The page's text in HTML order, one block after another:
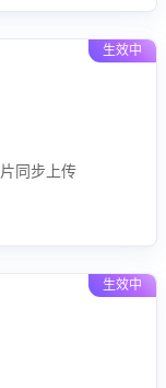
生效中
同步上传
生效中